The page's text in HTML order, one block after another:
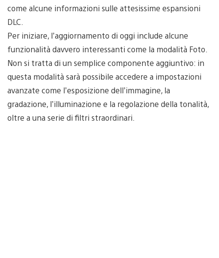
come alcune informazioni sulle attesissime espansioni
DLC.
Per iniziare, l’aggiornamento di oggi include alcune
funzionalità davvero interessanti come la modalità Foto.
Non si tratta di un semplice componente aggiuntivo: in
questa modalità sarà possibile accedere a impostazioni
avanzate come l’esposizione dell’immagine, la
gradazione, l’illuminazione e la regolazione della tonalità,
oltre a una serie di filtri straordinari.